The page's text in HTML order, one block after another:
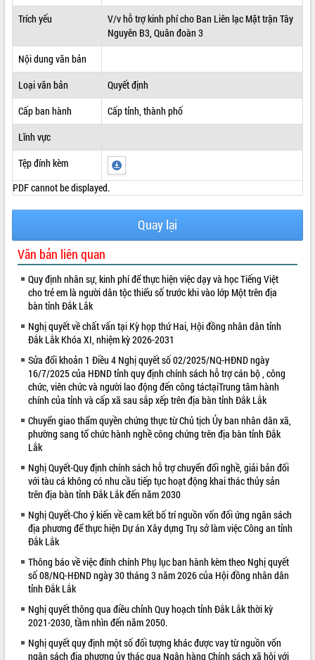
VĂN BẢN HĐND TỈNH
ĐIỂM TIN VĂN BẢN
VIDEO
Khám bệnh, cấp phát thuốc miễn phí
và tặng quà người dân xã Cư Pui
Hội nghị UBND tỉnh Đắk Lắk thường kỳ
tháng 7/2026
Lễ truy tặng danh hiệu “Bà Mẹ Việt
Nam Anh hùng” và trao Huân chương
Lao động
UBND tỉnh Đắk Lắk triển khai nhiệm
vụ 6 tháng cuối năm 2026
Kỳ họp thứ Hai, Hội đồng nhân dân
ALBUM ẢNH
Trích yếu
V/v hỗ trợ kinh phí cho Ban Liên lạc Mặt trận Tây
Nguyên B3, Quân đoàn 3
Nội dung văn bản
Loại văn bản
Quyết định
Cấp ban hành
Cấp tỉnh, thành phố
Lĩnh vực
Tệp đính kèm
PDF cannot be displayed.
Quay lại
Văn bản liên quan
Quy định nhân sự, kinh phí để thực hiện việc dạy và học Tiếng Việt
cho trẻ em là người dân tộc thiểu số trước khi vào lớp Một trên địa
bàn tỉnh Đắk Lắk
Nghị quyết về chất vấn tại Kỳ họp thứ Hai, Hội đồng nhân dân tỉnh
Đắk Lắk Khóa XI, nhiệm kỳ 2026-2031
Sửa đổi khoản 1 Điều 4 Nghị quyết số 02/2025/NQ-HĐND ngày
16/7/2025 của HĐND tỉnh quy định chính sách hỗ trợ cán bộ , công
chức, viên chức và người lao động đến công táctạiTrung tâm hành
chính của tỉnh và cấp xã sau sắp xếp trên địa bàn tỉnh Đắk Lắk
Chuyển giao thẩm quyền chứng thực từ Chủ tịch Ủy ban nhân dân xã,
phường sang tổ chức hành nghề công chứng trên địa bàn tỉnh Đắk
Lắk
Nghị Quyết-Quy định chính sách hỗ trợ chuyển đổi nghề, giải bản đối
với tàu cá không có nhu cầu tiếp tục hoạt động khai thác thủy sản
trên địa bàn tỉnh Đắk Lắk đến năm 2030
Nghị Quyết-Cho ý kiến về cam kết bố trí nguồn vốn đối ứng ngân sách
địa phương để thực hiện Dự án Xây dựng Trụ sở làm việc Công an tỉnh
Đắk Lắk
Thông báo về việc đính chính Phụ lục ban hành kèm theo Nghị quyết
số 08/NQ-HĐND ngày 30 tháng 3 năm 2026 của Hội đồng nhân dân
tỉnh Đắk Lắk
Nghị quyết thông qua điều chỉnh Quy hoạch tỉnh Đắk Lắk thời kỳ
2021-2030, tầm nhìn đến năm 2050.
Nghị quyết quy định một số đối tượng khác được vay từ nguồn vốn
ngân sách địa phương ủy thác qua Ngân hàng Chính sách xã hội với